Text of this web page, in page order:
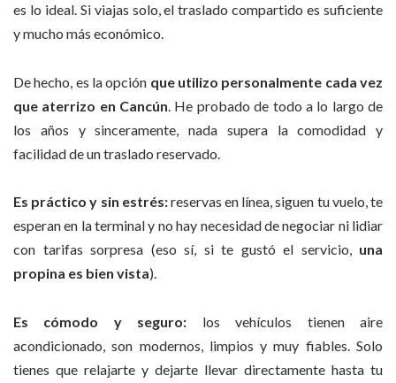
es lo ideal. Si viajas solo, el traslado compartido es suficiente
y mucho más económico.
De hecho, es la opción que utilizo personalmente cada vez
que aterrizo en Cancún. He probado de todo a lo largo de
los años y sinceramente, nada supera la comodidad y
facilidad de un traslado reservado.
Es práctico y sin estrés:reservas en línea, siguen tu vuelo, te
esperan en la terminal y no hay necesidad de negociar ni lidiar
con tarifas sorpresa (eso sí, si te gustó el servicio, una
propina es bien vista).
Es cómodo y seguro: los vehículos tienen aire
acondicionado, son modernos, limpios y muy fiables. Solo
tienes que relajarte y dejarte llevar directamente hasta tu